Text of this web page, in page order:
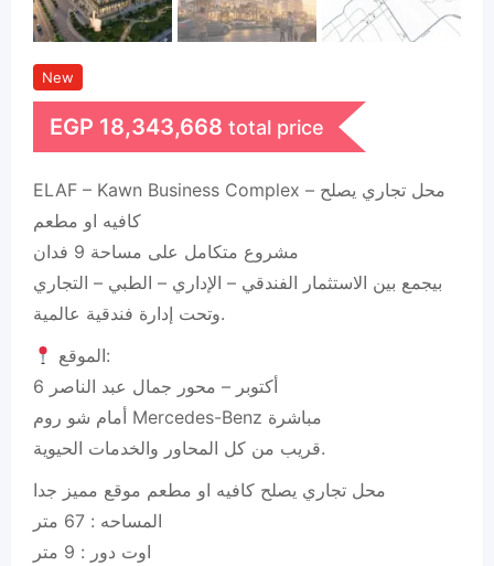
New
EGP 18,343,668 total price
ELAF – Kawn Business Complex – محل تجاري يصلح
كافيه او مطعم
مشروع متكامل على مساحة 9 فدان
بيجمع بين الاستثمار الفندقي – الإداري – الطبي – التجاري
وتحت إدارة فندقية عالمية.
الموقع:
6 أكتوبر – محور جمال عبد الناصر
أمام شو روم Mercedes-Benz مباشرة
قريب من كل المحاور والخدمات الحيوية.
محل تجاري يصلح كافيه او مطعم موقع مميز جدا
المساحه : 67 متر
اوت دور : 9 متر